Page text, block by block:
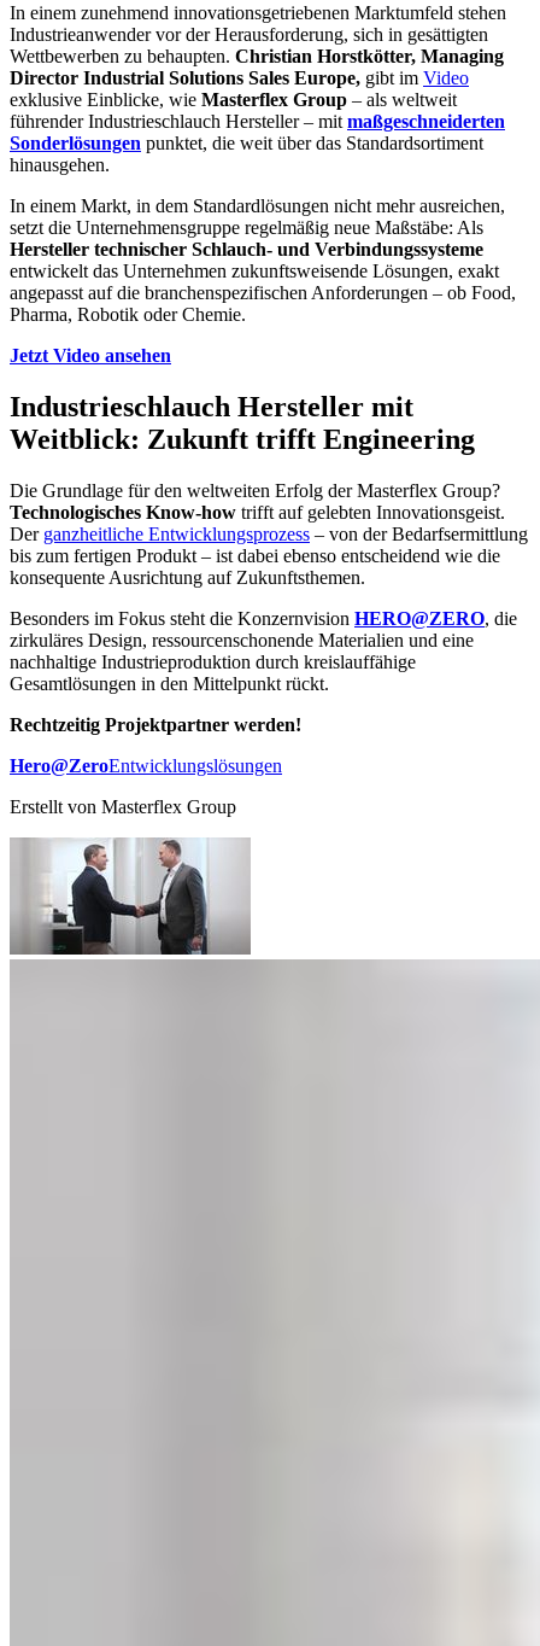
In einem zunehmend innovationsgetriebenen Marktumfeld stehen
Industrieanwender vor der Herausforderung, sich in gesättigten
Wettbewerben zu behaupten. Christian Horstkötter, Managing
Director Industrial Solutions Sales Europe, gibt im Video
exklusive Einblicke, wie Masterflex Group – als weltweit
führender Industrieschlauch Hersteller – mit maßgeschneiderten
Sonderlösungen punktet, die weit über das Standardsortiment
hinausgehen.
In einem Markt, in dem Standardlösungen nicht mehr ausreichen,
setzt die Unternehmensgruppe regelmäßig neue Maßstäbe: Als
Hersteller technischer Schlauch- und Verbindungssysteme
entwickelt das Unternehmen zukunftsweisende Lösungen, exakt
angepasst auf die branchenspezifischen Anforderungen – ob Food,
Pharma, Robotik oder Chemie.
Jetzt Video ansehen
Industrieschlauch Hersteller mit
Weitblick: Zukunft trifft Engineering
Die Grundlage für den weltweiten Erfolg der Masterflex Group?
Technologisches Know-how trifft auf gelebten Innovationsgeist.
Der ganzheitliche Entwicklungsprozess – von der Bedarfsermittlung
bis zum fertigen Produkt – ist dabei ebenso entscheidend wie die
konsequente Ausrichtung auf Zukunftsthemen.
Besonders im Fokus steht die Konzernvision HERO@ZERO, die
zirkuläres Design, ressourcenschonende Materialien und eine
nachhaltige Industrieproduktion durch kreislauffähige
Gesamtlösungen in den Mittelpunkt rückt.
Rechtzeitig Projektpartner werden!
Hero@ZeroEntwicklungslösungen
Erstellt von Masterflex Group